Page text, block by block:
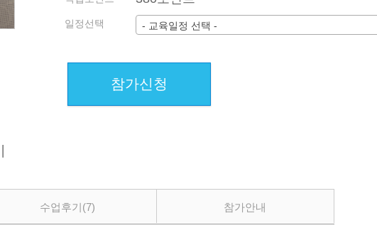
일정선택 - 교육일정 선택 -
참가신청
수업후기(7) 참가안내